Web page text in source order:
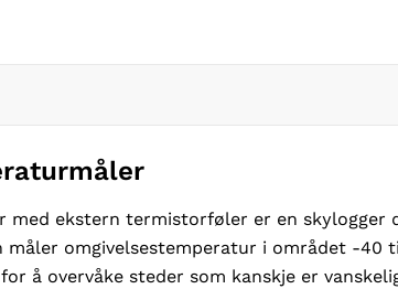
med ekstern termistorføler er en skylogger
omgivelsestemperatur i området -40
å overvåke steder som kanskje er